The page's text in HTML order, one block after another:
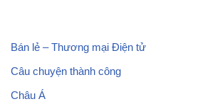
Bán lẻ – Thương mại Điện tử
Câu chuyện thành công
Châu Á